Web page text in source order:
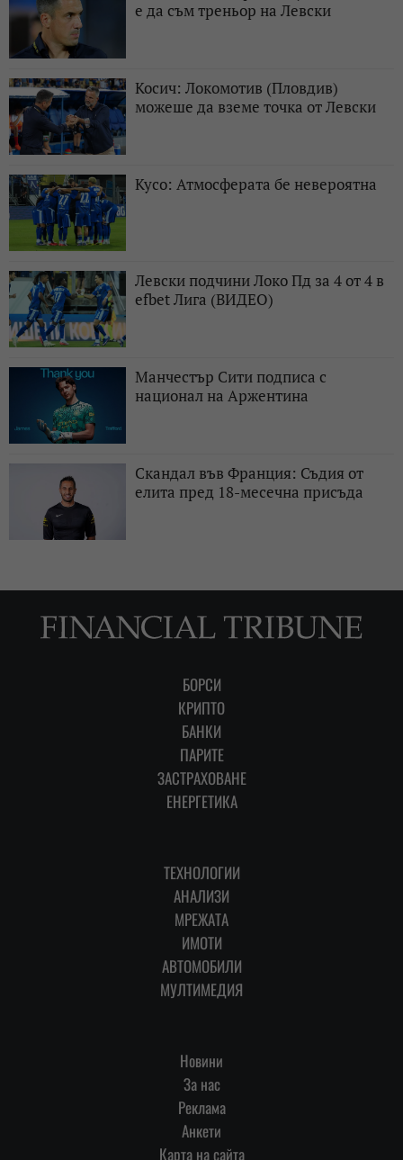
е да съм треньор на Левски
Косич: Локомотив (Пловдив)
можеше да вземе точка от Левски
Кусо: Атмосферата бе невероятна
Левски подчини Локо Пд за 4 от 4 в
efbet Лига (ВИДЕО)
Манчестър Сити подписа с
национал на Аржентина
Скандал във Франция: Съдия от
елита пред 18-месечна присъда
БОРСИ
КРИПТО
БАНКИ
ПАРИТЕ
ЗАСТРАХОВАНЕ
ЕНЕРГЕТИКА
ТЕХНОЛОГИИ
АНАЛИЗИ
МРЕЖАТА
ИМОТИ
АВТОМОБИЛИ
МУЛТИМЕДИЯ
Новини
За нас
Реклама
Анкети
Карта на сайта